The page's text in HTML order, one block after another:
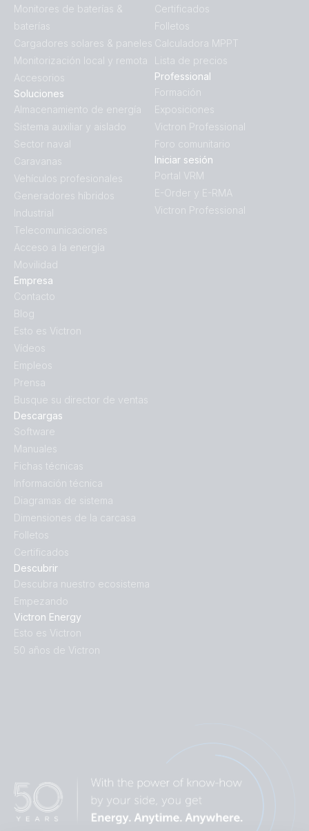
Monitores de baterías &
baterías
Cargadores solares & paneles
Monitorización local y remota
Accesorios
Descubrir
Descubra nuestro ecosistema
Empezando
Victron Energy
Esto es Victron
50 años de Victron
Descargas
Software
Manuales
Fichas técnicas
Información técnica
Diagramas de sistema
Dimensiones de la carcasa
Folletos
Certificados
Soluciones
Almacenamiento de energía
Sistema auxiliar y aislado
Sector naval
Caravanas
Vehículos profesionales
Generadores híbridos
Industrial
Telecomunicaciones
Acceso a la energía
Movilidad
Empresa
Contacto
Blog
Esto es Victron
Vídeos
Empleos
Prensa
Busque su director de ventas
Certificados
Folletos
Calculadora MPPT
Lista de precios
Professional
Formación
Exposiciones
Victron Professional
Foro comunitario
Iniciar sesión
Portal VRM
E-Order y E-RMA
Victron Professional